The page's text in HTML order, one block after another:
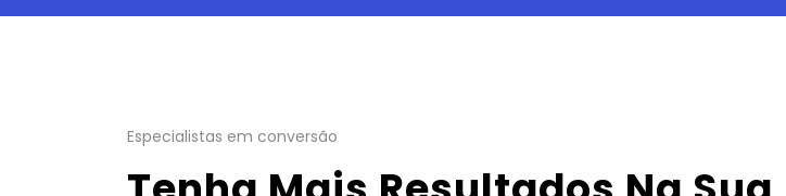
Especialistas em conversão